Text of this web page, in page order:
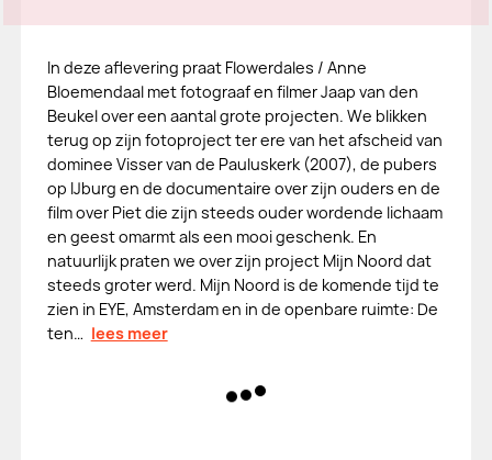
In deze aflevering praat Flowerdales / Anne
Bloemendaal met fotograaf en filmer Jaap van den
Beukel over een aantal grote projecten. We blikken
terug op zijn fotoproject ter ere van het afscheid van
dominee Visser van de Pauluskerk (2007), de pubers
op IJburg en de documentaire over zijn ouders en de
film over Piet die zijn steeds ouder wordende lichaam
en geest omarmt als een mooi geschenk. En
natuurlijk praten we over zijn project Mijn Noord dat
steeds groter werd. Mijn Noord is de komende tijd te
zien in EYE, Amsterdam en in de openbare ruimte: De
ten… lees meer